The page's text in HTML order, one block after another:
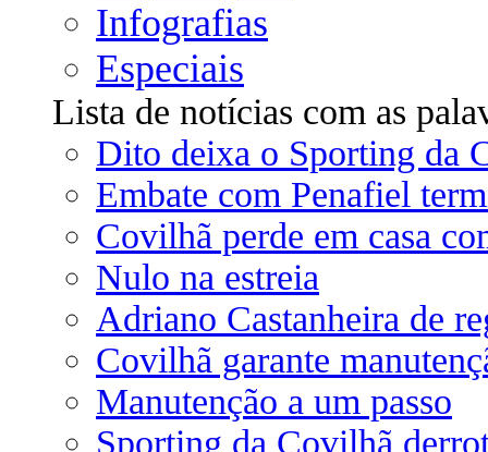
Infografias
Especiais
Lista de notícias com as
Dito deixa o Sporting da
Embate com Penafiel
Covilhã perde em casa
Nulo na estreia
Adriano Castanheira de
Covilhã garante
Manutenção a um passo
Sporting da Covilhã